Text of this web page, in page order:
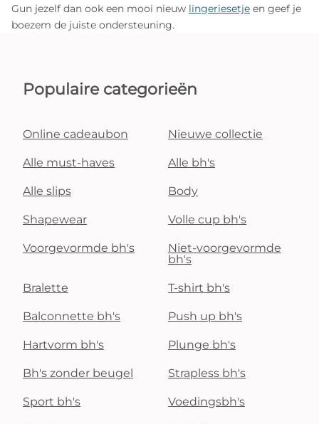
Gun jezelf dan ook een mooi nieuw lingeriesetje en geef je
boezem de juiste ondersteuning.
Populaire categorieën
Online cadeaubon Nieuwe collectie
Alle must-haves Alle bh's
Alle slips Body
Shapewear Volle cup bh's
Voorgevormde bh's
Niet-voorgevormde
bh's
Bralette T-shirt bh's
Balconnette bh's Push up bh's
Hartvorm bh's Plunge bh's
Bh's zonder beugel Strapless bh's
Sport bh's Voedingsbh's